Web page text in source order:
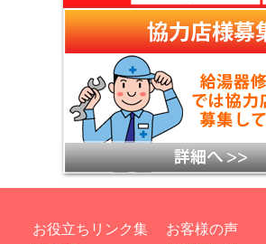
お役立ちリンク集
お客様の声